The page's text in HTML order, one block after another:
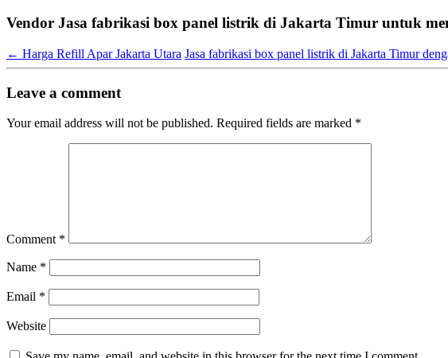
Vendor Jasa fabrikasi box panel listrik di Jakarta Timur untuk
← Harga Refill Apar Jakarta Utara Jasa fabrikasi box panel listrik di Jakarta Timur
Leave a comment
Your email address will not be published. Required fields are marked *
Comment *
Name *
Email *
Website